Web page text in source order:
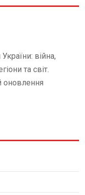
війна,
та світ.
оновлення